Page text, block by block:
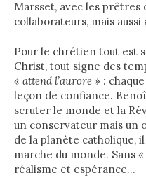
Marsset, avec les prêtres
collaborateurs, mais aussi
Pour le chrétien tout est
Christ, tout signe des
« attend l’aurore » :
leçon de confiance.
scruter le monde et la
un conservateur mais un
de la planète catholique,
marche du monde. Sans
réalisme et espérance…